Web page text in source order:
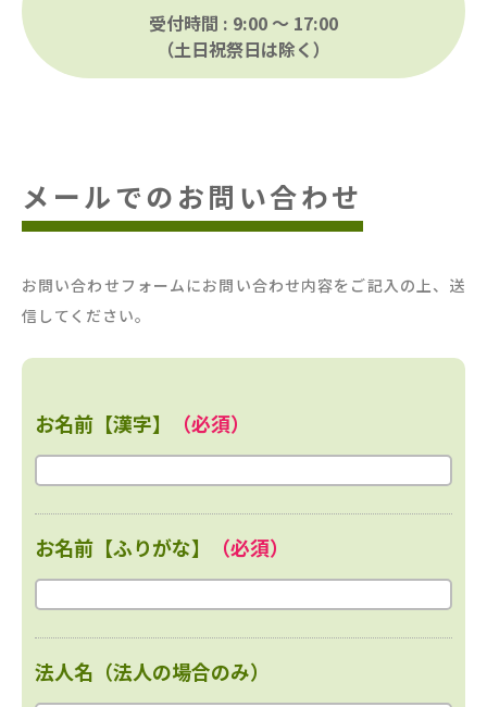
受付時間 : 9:00 〜 17:00
（土日祝祭日は除く）
メールでのお問い合わせ
お問い合わせフォームにお問い合わせ内容をご記入の上、送
信してください。
お名前【漢字】 （必須）
お名前【ふりがな】 （必須）
法人名（法人の場合のみ）